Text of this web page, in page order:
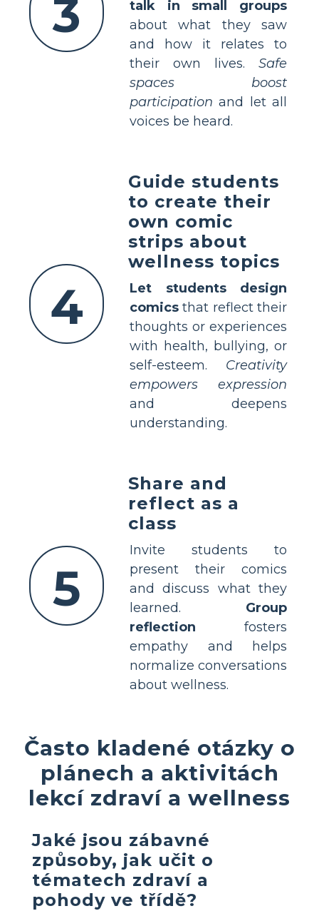
3
talk in small groups
about what they saw
and how it relates to
their own lives. Safe
spaces boost
participation and let all
voices be heard.
4
Guide students
to create their
own comic
strips about
wellness topics
Let students design
comics that reflect their
thoughts or experiences
with health, bullying, or
self-esteem. Creativity
empowers expression
and deepens
understanding.
5
Share and
reflect as a
class
Invite students to
present their comics
and discuss what they
learned. Group
reflection fosters
empathy and helps
normalize conversations
about wellness.
Často kladené otázky o
plánech a aktivitách
lekcí zdraví a wellness
Jaké jsou zábavné
způsoby, jak učit o
tématech zdraví a
pohody ve třídě?